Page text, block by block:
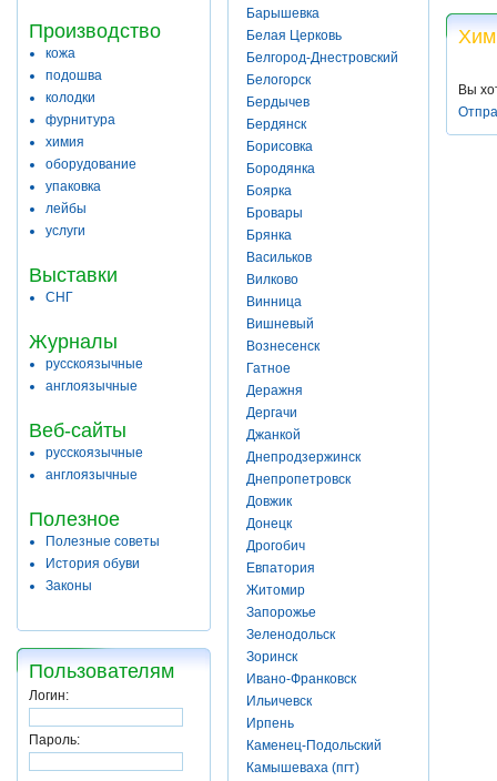
Производство
кожа
подошва
колодки
фурнитура
химия
оборудование
упаковка
лейбы
услуги
Выставки
СНГ
Журналы
русскоязычные
англоязычные
Веб-сайты
русскоязычные
англоязычные
Полезное
Полезные советы
История обуви
Законы
Пользователям
Логин:
Пароль:
Барышевка
Белая Церковь
Белгород-Днестровский
Белогорск
Бердычев
Бердянск
Борисовка
Бородянка
Боярка
Бровары
Брянка
Васильков
Вилково
Винница
Вишневый
Вознесенск
Гатное
Деражня
Дергачи
Джанкой
Днепродзержинск
Днепропетровск
Довжик
Донецк
Дрогобич
Евпатория
Житомир
Запорожье
Зеленодольск
Зоринск
Ивано-Франковск
Ильичевск
Ирпень
Каменец-Подольский
Камышеваха (пгт)
Вы